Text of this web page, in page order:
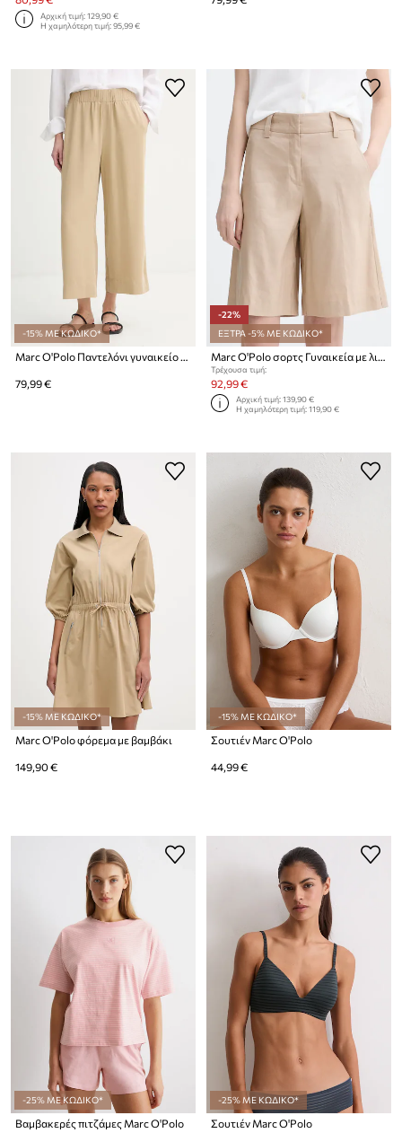
Αρχική τιμή:129,90 €
Η χαμηλότερη τιμή:95,99 €
-15% ΜΕ ΚΩΔΙΚΟ*
79,99 €
-22%
ΕΞΤΡΑ -5% ΜΕ ΚΩΔΙΚΟ*
Τρέχουσα τιμή:
92,99 €
Αρχική τιμή:139,90 €
Η χαμηλότερη τιμή:119,90 €
-15% ΜΕ ΚΩΔΙΚΟ*
Marc O'Polo φόρεμα με βαμβάκι
149,90 €
-15% ΜΕ ΚΩΔΙΚΟ*
Σουτιέν Marc O'Polo
44,99 €
-25% ΜΕ ΚΩΔΙΚΟ*
Βαμβακερές πιτζάμες Marc O'Polo
-25% ΜΕ ΚΩΔΙΚΟ*
Σουτιέν Marc O'Polo